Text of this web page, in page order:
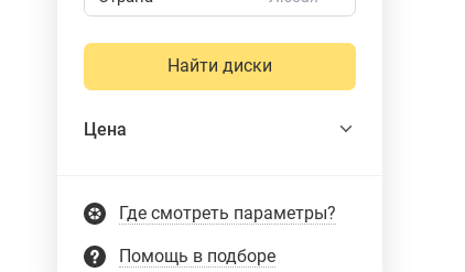
Найти диски
Цена
Где смотреть параметры?
Помощь в подборе